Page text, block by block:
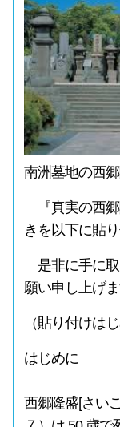
南洲墓地の西
『真実の西郷
きを以下に貼り
是非に手に取
願い申し上げま
（貼り付けはじ
はじめに
西郷隆盛[さい